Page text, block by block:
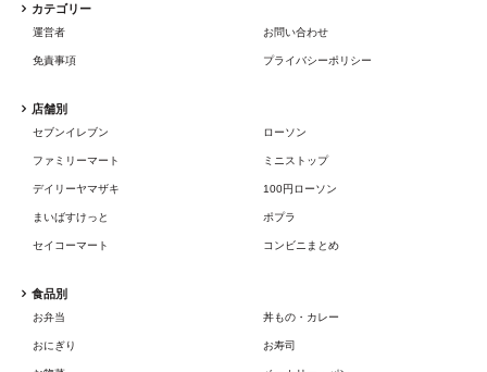
カテゴリー
運営者 お問い合わせ
免責事項 プライバシーポリシー
店舗別
セブンイレブン ローソン
ファミリーマート ミニストップ
デイリーヤマザキ 100円ローソン
まいばすけっと ポプラ
セイコーマート コンビニまとめ
食品別
お弁当 丼もの・カレー
おにぎり お寿司